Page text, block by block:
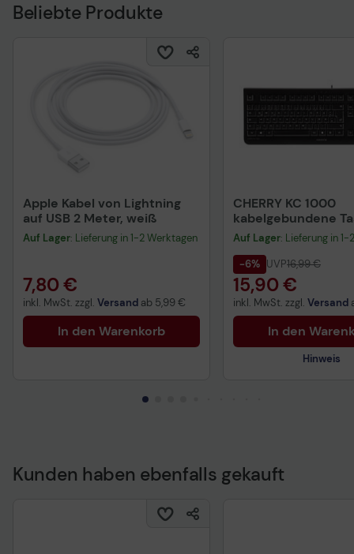
Beliebte Produkte
Apple Kabel von Lightning
auf USB 2 Meter, weiß
Auf Lager: Lieferung in 1-2 Werktagen
7,80 €
inkl. MwSt. zzgl. Versand ab 5,99 €
In den Warenkorb
CHERRY KC 1000
kabelgebundene
QWERTZ DE -
Auf Lager: Lieferung in
-6% UVP16,99 €
15,90 €
inkl. MwSt. zzgl. Versand
In den
Hinweis
Technisches
Kunden haben ebenfalls gekauft